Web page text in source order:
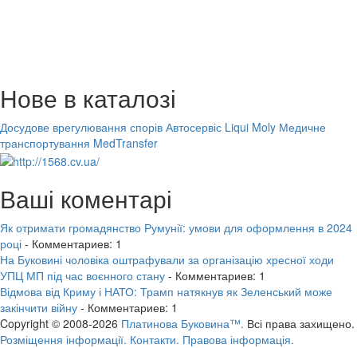
Нове в каталозі
Досудове врегулювання спорів Автосервіс Liqui Moly Медичне
транспортування MedTransfer
Ваші коментарі
Як отримати громадянство Румунії: умови для оформлення в 2024
році - Комментариев: 1
На Буковині чоловіка оштрафували за організацію хресної ходи
УПЦ МП під час воєнного стану - Комментариев: 1
Відмова від Криму і НАТО: Трамп натякнув як Зеленський може
закінчити війну - Комментариев: 1
Copyright © 2008-2026 Платинова Буковина™. Всі права захищено.
Розміщення інформації. Контакти. Правова інформація.